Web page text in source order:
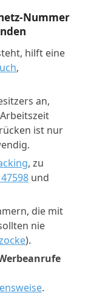
Nummer
hilft eine
,
an,
ist nur
, zu
und
die mit
nie
).
.